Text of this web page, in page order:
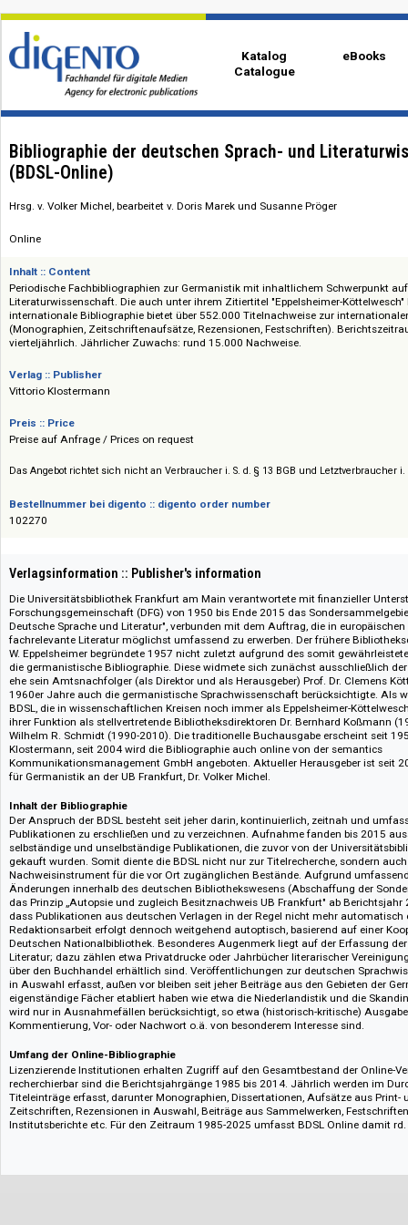
Katalog
Catalogue
Bibliographie der deutschen Sprach- und
Online
Inhalt :: Content
Periodische Fachbibliographien zur Germanistik mit inhaltlichem
Literaturwissenschaft. Die auch unter ihrem Zitiertitel "Eppelsheimer-
internationale Bibliographie bietet über 552.000 Titelnachweise zur
vierteljährlich. Jährlicher Zuwachs: rund 15.000 Nachweise.
Verlag :: Publisher
Vittorio Klostermann
Preis :: Price
Das Angebot richtet sich nicht an Verbraucher i. S. d. § 13 BGB und
102270
Verlagsinformation :: Publisher's information
Die Universitätsbibliothek Frankfurt am Main verantwortete mit
Forschungsgemeinschaft (DFG) von 1950 bis Ende 2015 das
Deutsche Sprache und Literatur", verbunden mit dem Auftrag, die in
fachrelevante Literatur möglichst umfassend zu erwerben. Der frühere
W. Eppelsheimer begründete 1957 nicht zuletzt aufgrund des somit
die germanistische Bibliographie. Diese widmete sich zunächst
ehe sein Amtsnachfolger (als Direktor und als Herausgeber) Prof. Dr.
1960er Jahre auch die germanistische Sprachwissenschaft
BDSL, die in wissenschaftlichen Kreisen noch immer als Eppelsheimer-
ihrer Funktion als stellvertretende Bibliotheksdirektoren Dr. Bernhard
Wilhelm R. Schmidt (1990-2010). Die traditionelle Buchausgabe
Klostermann, seit 2004 wird die Bibliographie auch online von der
Kommunikationsmanagement GmbH angeboten. Aktueller Herausgeber
für Germanistik an der UB Frankfurt, Dr. Volker Michel.
Inhalt der Bibliographie
Der Anspruch der BDSL besteht seit jeher darin, kontinuierlich, zeitnah
Publikationen zu erschließen und zu verzeichnen. Aufnahme fanden bis
selbständige und unselbständige Publikationen, die zuvor von der
gekauft wurden. Somit diente die BDSL nicht nur zur Titelrecherche,
Nachweisinstrument für die vor Ort zugänglichen Bestände. Aufgrund
Änderungen innerhalb des deutschen Bibliothekswesens (Abschaffung
das Prinzip „Autopsie und zugleich Besitznachweis UB Frankfurt" ab
dass Publikationen aus deutschen Verlagen in der Regel nicht mehr
Redaktionsarbeit erfolgt dennoch weitgehend autoptisch, basierend auf
Deutschen Nationalbibliothek. Besonderes Augenmerk liegt auf der
Literatur; dazu zählen etwa Privatdrucke oder Jahrbücher literarischer
über den Buchhandel erhältlich sind. Veröffentlichungen zur deutschen
in Auswahl erfasst, außen vor bleiben seit jeher Beiträge aus den
eigenständige Fächer etabliert haben wie etwa die Niederlandistik und
wird nur in Ausnahmefällen berücksichtigt, so etwa (historisch-kritische)
Umfang der Online-Bibliographie